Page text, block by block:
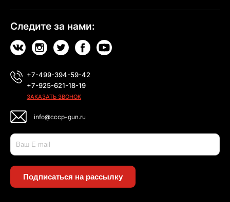
Следите за нами:
+7-499-394-59-42
+7-925-621-18-19
ЗАКАЗАТЬ ЗВОНОК
info@cccp-gun.ru
Подписаться на рассылку